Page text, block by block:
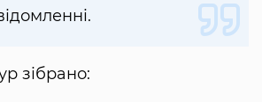
зібрано: